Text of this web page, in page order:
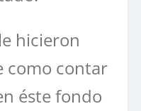
hicieron
como contar
éste fondo